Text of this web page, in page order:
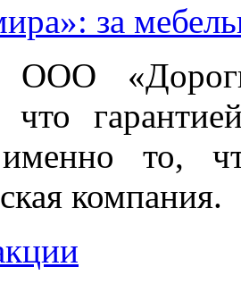
за
ООО
что
именно то,
компания.